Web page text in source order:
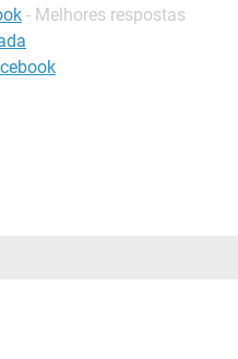
- Melhores respostas